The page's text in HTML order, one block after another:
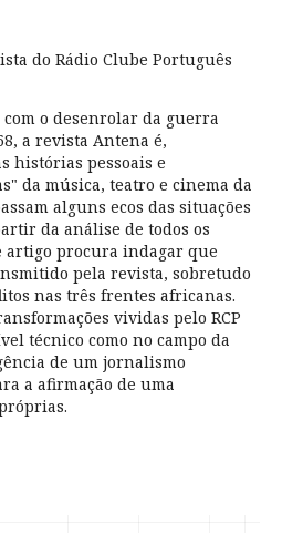
do Rádio Clube Português
com o desenrolar da guerra
a revista Antena é,
histórias pessoais e
da música, teatro e cinema da
alguns ecos das situações
da análise de todos os
artigo procura indagar que
pela revista, sobretudo
nas três frentes africanas.
vividas pelo RCP
técnico como no campo da
de um jornalismo
a afirmação de uma